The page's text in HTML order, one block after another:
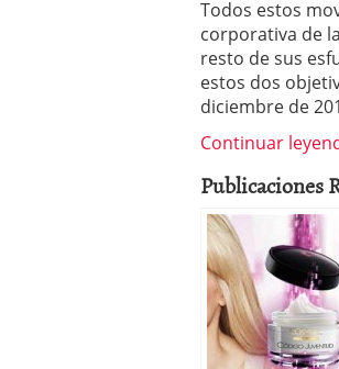
Todos estos
corporativa de
resto de sus
estos dos
diciembre de
Continuar
Publicaciones